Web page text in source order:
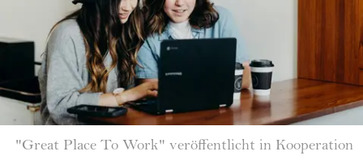
"Great Place To Work" veröffentlicht in Kooperation